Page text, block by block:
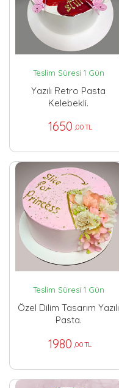
Teslim Süresi 1 Gün
Yazılı Retro Pasta
Kelebekli.
1650 ,00 TL
Teslim Süresi 1 Gün
Özel Dilim Tasarım Yazılı
Pasta.
1980 ,00 TL